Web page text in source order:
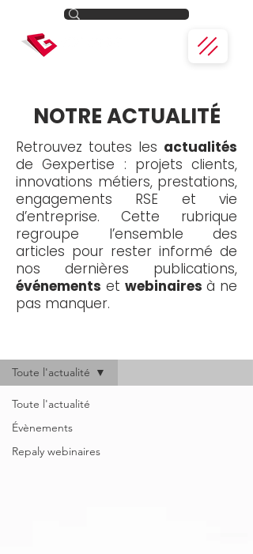
NOTRE ACTUALITÉ
Retrouvez toutes les actualités
de Gexpertise : projets clients,
innovations métiers, prestations,
engagements RSE et vie
d’entreprise. Cette rubrique
regroupe l’ensemble des
articles pour rester informé de
nos dernières publications,
événements et webinaires à ne
pas manquer.
Toute l'actualité
Évènements
Repaly webinaires
Toute l'actualité